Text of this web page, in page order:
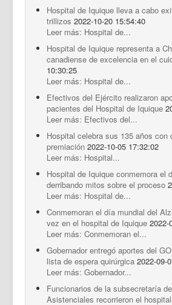
Hospital de Iquique lleva a cabo
trillizos 2022-10-20 15:54:40
Leer más: Hospital de...
Hospital de Iquique representa a
canadiense de excelencia en el
10:30:25
Leer más: Hospital de...
Efectivos del Ejército realizaron
pacientes del Hospital de Iquique
Leer más: Efectivos del...
Hospital celebra sus 135 años con
premiación 2022-10-05 17:32:02
Leer más: Hospital...
Hospital de Iquique conmemora el
derribando mitos sobre el proceso
Leer más: Hospital de...
Conmemoran el día mundial del
vez en el hospital de Iquique 2022-
Leer más: Conmemoran el...
Gobernador entregó aportes del
lista de espera quirúrgica 2022-09-
Leer más: Gobernador...
Funcionarios de la subsecretaría
Asistenciales recorrieron el